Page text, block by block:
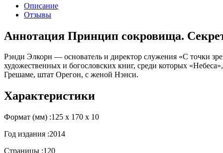
Описание
Отзывы
Аннотация Принцип сокровища.
Рэнди Элкорн — основатель и директор служения «С точки
художественных и богословских книг, среди которых
Грешаме, штат Орегон, с женой Нэнси.
Характеристики
Формат (мм) :125 х 170 х 10
Год издания :2014
Страницы :120